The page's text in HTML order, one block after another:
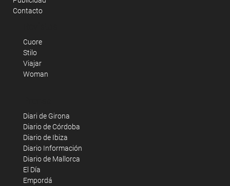
Contacto
Cuore
Stilo
Viajar
Woman
Diari de Girona
Diario de Córdoba
Diario de Ibiza
Diario Información
Diario de Mallorca
El Día
Empordá